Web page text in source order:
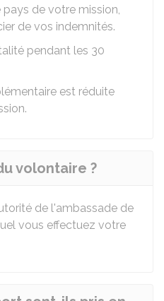
de votre mission,
de vos indemnités.
pendant les 30
est réduite
volontaire ?
de l'ambassade de
vous effectuez votre